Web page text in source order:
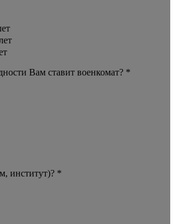
Вам ставит военкомат? *
институт)? *